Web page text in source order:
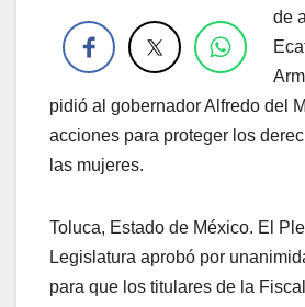
de
pidió al gobernador Alfredo del
acciones para proteger los
las mujeres.
Toluca, Estado de México. El
Legislatura aprobó por
para que los titulares de la